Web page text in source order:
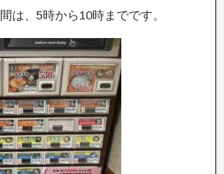
は、5時から10時までです。